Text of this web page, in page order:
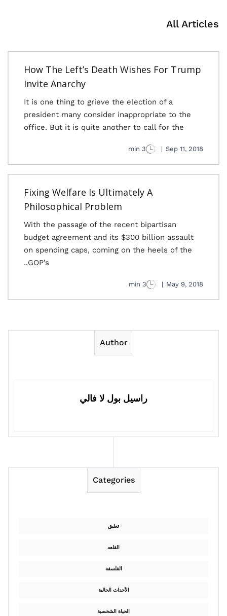
All Articles
How The Left’s Death Wishes For Trump
Invite Anarchy
It is one thing to grieve the election of a
president many consider inappropriate to the
office. But it is quite another to call for the
Sep 11, 2018
|
3 min
Fixing Welfare Is Ultimately A
Philosophical Problem
With the passage of the recent bipartisan
budget agreement and its $300 billion assault
on spending caps, coming on the heels of the
GOP’s..
May 9, 2018
|
3 min
Author
راسيل بول لا فالي
Categories
تعليق
القلعه
الفلسفة
الأحداث الحالية
الحياة الشخصية